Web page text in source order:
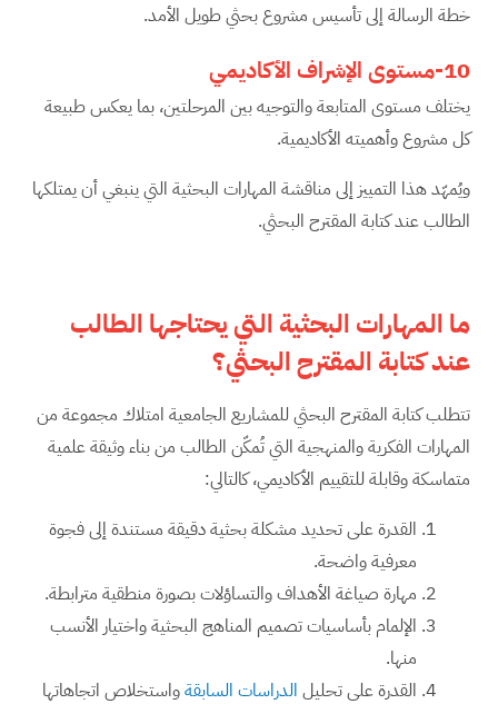
خطة الرسالة إلى تأسيس مشروع بحثي طويل الأمد.
10-مستوى الإشراف الأكاديمي
يختلف مستوى المتابعة والتوجيه بين المرحلتين، بما يعكس طبيعة
كل مشروع وأهميته الأكاديمية.
ويُمهّد هذا التمييز إلى مناقشة المهارات البحثية التي ينبغي أن يمتلكها
الطالب عند كتابة المقترح البحثي.
ما المهارات البحثية التي يحتاجها الطالب
عند كتابة المقترح البحثي؟
تتطلب كتابة المقترح البحثي للمشاريع الجامعية امتلاك مجموعة من
المهارات الفكرية والمنهجية التي تُمكّن الطالب من بناء وثيقة علمية
متماسكة وقابلة للتقييم الأكاديمي، كالتالي:
القدرة على تحديد مشكلة بحثية دقيقة مستندة إلى فجوة
معرفية واضحة.
مهارة صياغة الأهداف والتساؤلات بصورة منطقية مترابطة.
الإلمام بأساسيات تصميم المناهج البحثية واختيار الأنسب
منها.
القدرة على تحليل الدراسات السابقةواستخلاص اتجاهاتها